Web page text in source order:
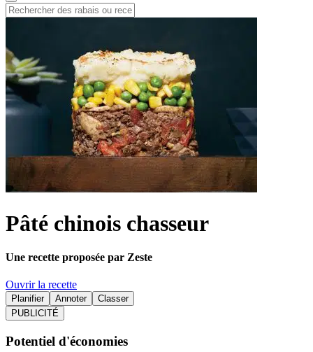
Pâté chinois chasseur
Une recette proposée par Zeste
Ouvrir la recette
Planifier Annoter
Classer
PUBLICITÉ
Potentiel d'économies